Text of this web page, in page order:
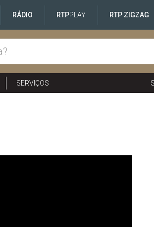
RÁDIO RTPPLAY RTP ZIGZAG
SERVIÇOS